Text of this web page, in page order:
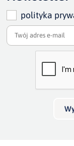
szerokość
cm
szerokość
100 cm
Dodaj
Twoja ocena
Twoja
polityka